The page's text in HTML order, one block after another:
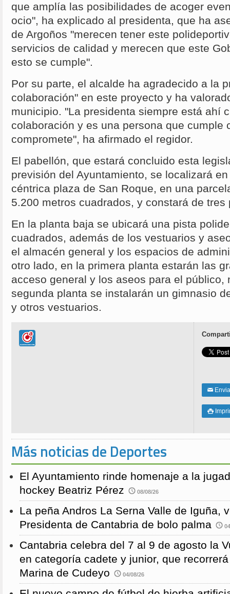
que amplía las posibilidades de acoger
ocio", ha explicado al presidenta, que ha
de Argoños "merecen tener este
servicios de calidad y merecen que este
esto se cumple".
Por su parte, el alcalde ha agradecido a la
colaboración" en este proyecto y ha
municipio. "La presidenta siempre está ahí
colaboración y es una persona que cumple
compromete", ha afirmado el regidor.
El pabellón, que estará concluido esta
previsión del Ayuntamiento, se localizará
céntrica plaza de San Roque, en una
5.200 metros cuadrados, y constará de tres
En la planta baja se ubicará una pista
cuadrados, además de los vestuarios y
el almacén general y los espacios de
otro lado, en la primera planta estarán las
acceso general y los aseos para el público,
segunda planta se instalarán un gimnasio
y otros vestuarios.
✉

Más noticias de Deportes
El Ayuntamiento rinde homenaje a la
hockey Beatriz Pérez
08/08/26
La peña Andros La Serna Valle de Iguña,
Presidenta de Cantabria de bolo palma
Cantabria celebra del 7 al 9 de agosto la
en categoría cadete y junior, que
Marina de Cudeyo
04/08/26